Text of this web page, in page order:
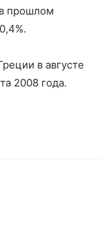
прошлом
в августе
2008 года.